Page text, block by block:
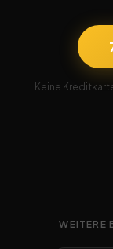
Keine
WEITERE